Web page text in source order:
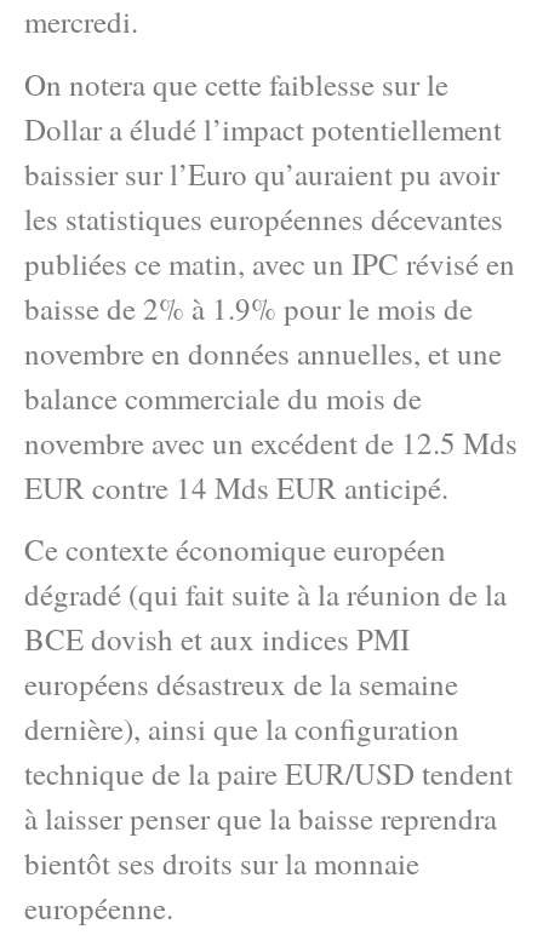
mercredi.
On notera que cette faiblesse sur le
Dollar a éludé l’impact potentiellement
baissier sur l’Euro qu’auraient pu avoir
les statistiques européennes décevantes
publiées ce matin, avec un IPC révisé en
baisse de 2% à 1.9% pour le mois de
novembre en données annuelles, et une
balance commerciale du mois de
novembre avec un excédent de 12.5 Mds
EUR contre 14 Mds EUR anticipé.
Ce contexte économique européen
dégradé (qui fait suite à la réunion de la
BCE dovish et aux indices PMI
européens désastreux de la semaine
dernière), ainsi que la configuration
technique de la paire EUR/USD tendent
à laisser penser que la baisse reprendra
bientôt ses droits sur la monnaie
européenne.